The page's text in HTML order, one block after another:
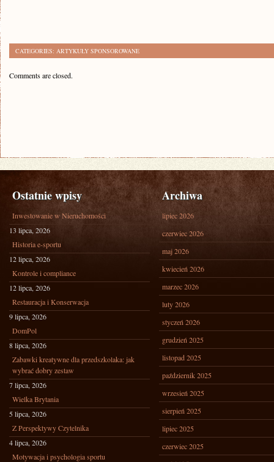
CATEGORIES: ARTYKUŁY SPONSOROWANE
Comments are closed.
Ostatnie wpisy
Inwestowanie w Nieruchomości
13 lipca, 2026
Historia e-sportu
12 lipca, 2026
Kontrole i compliance
12 lipca, 2026
Restauracja i Konserwacja
9 lipca, 2026
DomPol
8 lipca, 2026
Zabawki kreatywne dla przedszkolaka: jak
wybrać dobry zestaw
7 lipca, 2026
Wielka Brytania
5 lipca, 2026
Z Perspektywy Czytelnika
4 lipca, 2026
Motywacja i psychologia sportu
Archiwa
lipiec 2026
czerwiec 2026
maj 2026
kwiecień 2026
marzec 2026
luty 2026
styczeń 2026
grudzień 2025
listopad 2025
październik 2025
wrzesień 2025
sierpień 2025
lipiec 2025
czerwiec 2025